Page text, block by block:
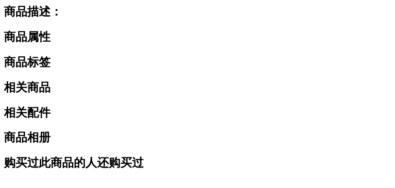
商品描述：
商品属性
商品标签
相关商品
相关配件
商品相册
购买过此商品的人还购买过